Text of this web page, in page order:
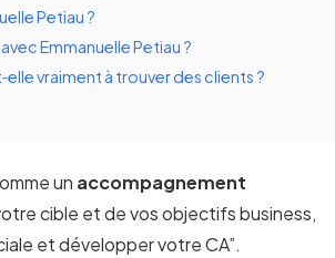
Petiau ?
Emmanuelle Petiau ?
vraiment à trouver des clients ?
un accompagnement
cible et de vos objectifs business,
et développer votre CA”.